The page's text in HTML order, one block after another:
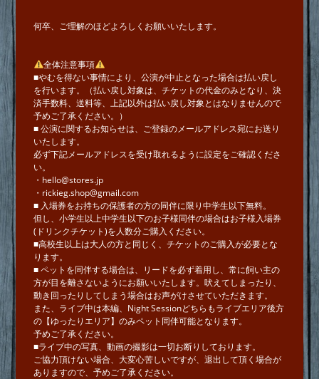
何卒、ご理解のほどよろしくお願いいたします。
全体注意事項
■やむを得ない事情により、公演が中止となった場合は払い戻し
を行います。（払い戻し対象は、チケットの代金のみとなり、決
済手数料、送料等、上記以外は払い戻し対象とはなりませんので
予めご了承ください。）
■ 公演に関するお知らせは、ご登録のメールアドレス宛にお送り
いたします。
必ず下記メールアドレスを受け取れるように設定をご確認くださ
い。
・hello@stores.jp
・rickieg.shop@gmail.com
■ 入場券をお持ちの保護者の方の同伴に限り中学⽣以下無料。
但し、⼩学⽣以上中学⽣以下のお⼦様同伴の場合はお⼦様⼊場券
(ドリンクチケット)を⼈数分ご購⼊ください。
■高校生以上は大人の方と同じく、チケットのご購入が必要とな
ります。
■ ペットを同伴する場合は、リードを必ず着用し、常に飼い主の
方が目を離さないようにお願いいたします。吠えてしまったり、
動き回ったりしてしまう場合はお声がけさせていただきます。
また、ライブ中は本編、Night Sessionどちらもライブエリア後方
の【ゆったりエリア】のみペット同伴可能となります。
予めご了承ください。
■ライブ中の写真、動画の撮影は一切お断りしております。
ご協力頂けない場合、大変心苦しいですが、退出して頂く場合が
ありますので、予めご了承ください。